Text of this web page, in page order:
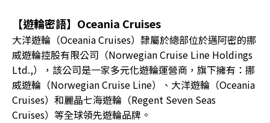
【遊輪密語】Oceania Cruises
大洋遊輪（Oceania Cruises）隸屬於總部位於邁阿密的挪
威遊輪控股有限公司（Norwegian Cruise Line Holdings
Ltd.,），該公司是一家多元化遊輪運營商，旗下擁有：挪
威遊輪（Norwegian Cruise Line）、大洋遊輪（Oceania
Cruises）和麗晶七海遊輪（Regent Seven Seas
Cruises）等全球領先遊輪品牌。